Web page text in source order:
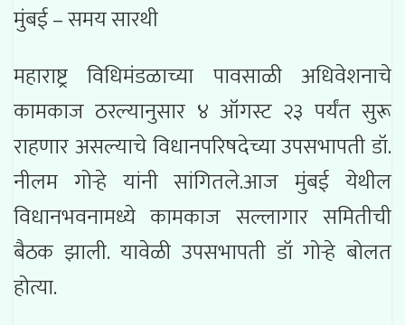
मुंबई – समय सारथी
महाराष्ट्र विधिमंडळाच्या पावसाळी अधिवेशनाचे
कामकाज ठरल्यानुसार ४ ऑगस्ट २३ पर्यंत सुरू
राहणार असल्याचे विधानपरिषदेच्या उपसभापती डॉ.
नीलम गोऱ्हे यांनी सांगितले.आज मुंबई येथील
विधानभवनामध्ये कामकाज सल्लागार समितीची
बैठक झाली. यावेळी उपसभापती डॉ गोऱ्हे बोलत
होत्या.